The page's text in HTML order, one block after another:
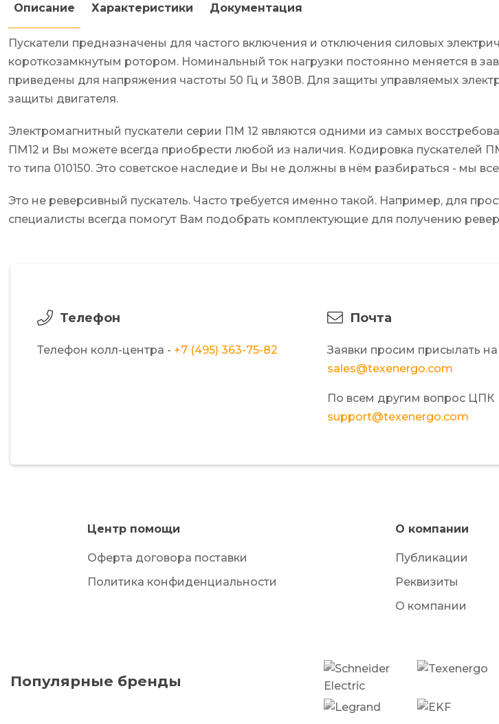
Описание Характеристики Документация
Пускатели предназначены для частого включения и отключения силовых
короткозамкнутым ротором. Номинальный ток нагрузки постоянно меняется в
приведены для напряжения частоты 50 Гц и 380В. Для защиты управляемых
защиты двигателя.
Электромагнитный пускатели серии ПМ 12 являются одними из самых
ПМ12 и Вы можете всегда приобрести любой из наличия. Кодировка пускателей
то типа 010150. Это советское наследие и Вы не должны в нём разбираться - мы
Это не реверсивный пускатель. Часто требуется именно такой. Например, для
специалисты всегда помогут Вам подобрать комплектующие для получению
Телефон
Телефон колл-центра - +7 (495) 363-75-82
Почта
Заявки просим присылать
sales@texenergo.com
По всем другим вопрос ЦПК
support@texenergo.com
Центр помощи
Оферта договора поставки
Политика конфиденциальности
О компании
Публикации
Реквизиты
О компании
Популярные бренды